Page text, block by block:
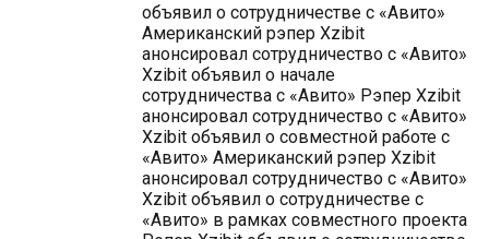
объявил о сотрудничестве с «Авито»
Американский рэпер Xzibit
анонсировал сотрудничество с «Авито»
Xzibit объявил о начале
сотрудничества с «Авито» Рэпер Xzibit
анонсировал сотрудничество с «Авито»
Xzibit объявил о совместной работе с
«Авито» Американский рэпер Xzibit
анонсировал сотрудничество с «Авито»
Xzibit объявил о сотрудничестве с
«Авито» в рамках совместного проекта